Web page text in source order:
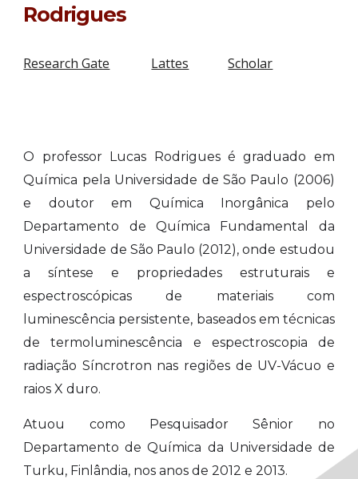
Rodrigues
Research Gate Lattes Scholar
O professor Lucas Rodrigues é graduado em
Química pela Universidade de São Paulo (2006)
e doutor em Química Inorgânica pelo
Departamento de Química Fundamental da
Universidade de São Paulo (2012), onde estudou
a síntese e propriedades estruturais e
espectroscópicas de materiais com
luminescência persistente, baseados em técnicas
de termoluminescência e espectroscopia de
radiação Síncrotron nas regiões de UV-Vácuo e
raios X duro.
Atuou como Pesquisador Sênior no
Departamento de Química da Universidade de
Turku, Finlândia, nos anos de 2012 e 2013.